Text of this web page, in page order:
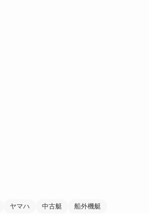
ヤマハ 中古艇 船外機艇